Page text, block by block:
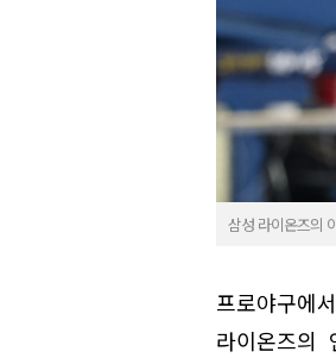
삼성 라이온즈의
프로야구에
라이온즈의